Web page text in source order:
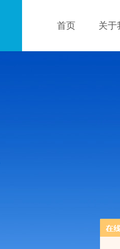
首页 关于